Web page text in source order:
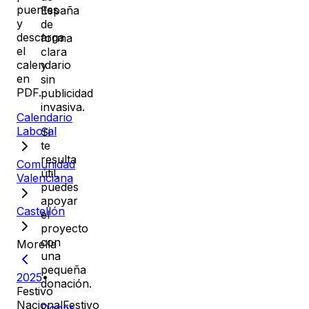
puentes
y
descarga
el
calendario
en
PDF.
Calendario
Laboral
Comunidad
Valenciana
Castellón
Morella
2025•
Festivo
NacionalFestivo
España
de
forma
clara
y
sin
publicidad
invasiva.
Si
te
resulta
útil,
puedes
apoyar
el
proyecto
con
una
pequeña
donación.